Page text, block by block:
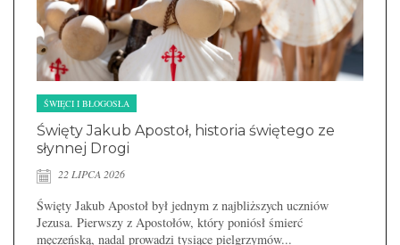
ŚWIĘCI I BŁOGOSŁA
Święty Jakub Apostoł, historia świętego ze
słynnej Drogi
22 LIPCA 2026
Święty Jakub Apostoł był jednym z najbliższych uczniów
Jezusa. Pierwszy z Apostołów, który poniósł śmierć
męczeńską, nadal prowadzi tysiące pielgrzymów...